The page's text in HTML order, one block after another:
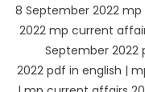
8 September 2022
2022 mp current
September
2022 pdf in english |